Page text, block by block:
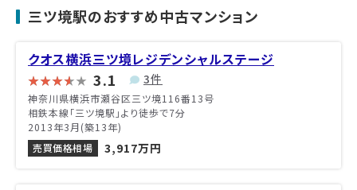
三ツ境駅のおすすめ中古マンション
クオス横浜三ツ境レジデンシャルステージ
3.1 3件
神奈川県横浜市瀬谷区三ツ境116番13号
相鉄本線「三ツ境駅」より徒歩で7分
2013年3月(築13年)
売買価格相場
3,917万円